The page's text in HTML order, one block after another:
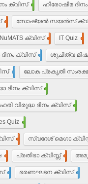
ക്വിസ് ഹിരോഷിമ
സോഷ്യൽ സയൻസ്
ക്വിസ് IT Quiz
ക്വിസ് ശുചിത്വ
ലോക പ്രകൃതി
ദിനം ക്വിസ്
വിരുദ്ധ ദിനം ക്വിസ്
Quiz
സ്വദേശ് മെഗാ
പ്രതിഭാ ക്വിസ്സ്
ഭരണഘടന ക്വിസ്